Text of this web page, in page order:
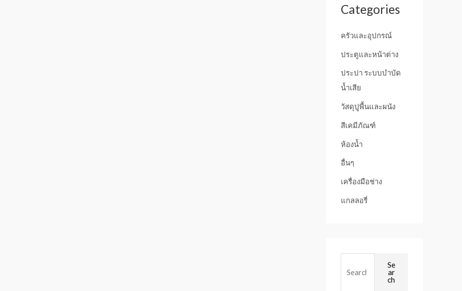
Categories
ครัวและอุปกรณ์
ประตูและหน้าต่าง
ประปา ระบบบำบัด
น้ำเสีย
วัสดุปูพื้นและผนัง
สีเคมีภัณฑ์
ห้องน้ำ
อื่นๆ
เครื่องมือช่าง
แกลลอรี่
Se
ar
ch